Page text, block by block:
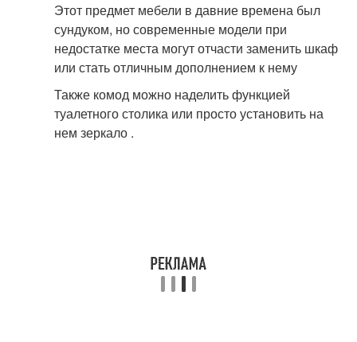
Этот предмет мебели в давние времена был
сундуком, но современные модели при
недостатке места могут отчасти заменить шкаф
или стать отличным дополнением к нему
Также комод можно наделить функцией
туалетного столика или просто установить на
нем зеркало .